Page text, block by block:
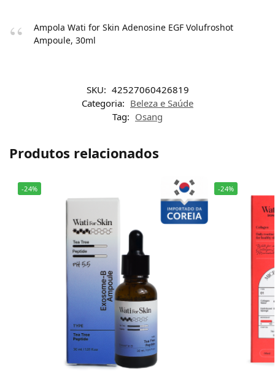
Ampola Wati for Skin Adenosine EGF Volufroshot
Ampoule, 30ml
SKU: 42527060426819
Categoria: Beleza e Saúde
Tag: Osang
Produtos relacionados
-24% -24%